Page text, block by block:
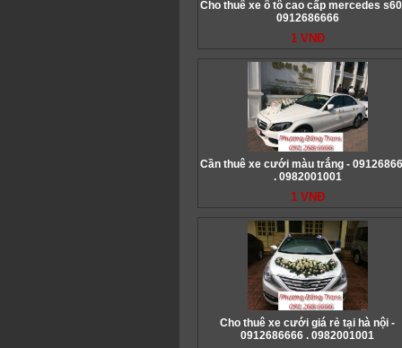
Cho thuê xe ô tô cao cấp mercedes
0912686666
1 VNĐ
Cần thuê xe cưới màu trắng -
. 0982001001
1 VNĐ
Cho thuê xe cưới giá rẻ tại hà nội -
0912686666 . 0982001001